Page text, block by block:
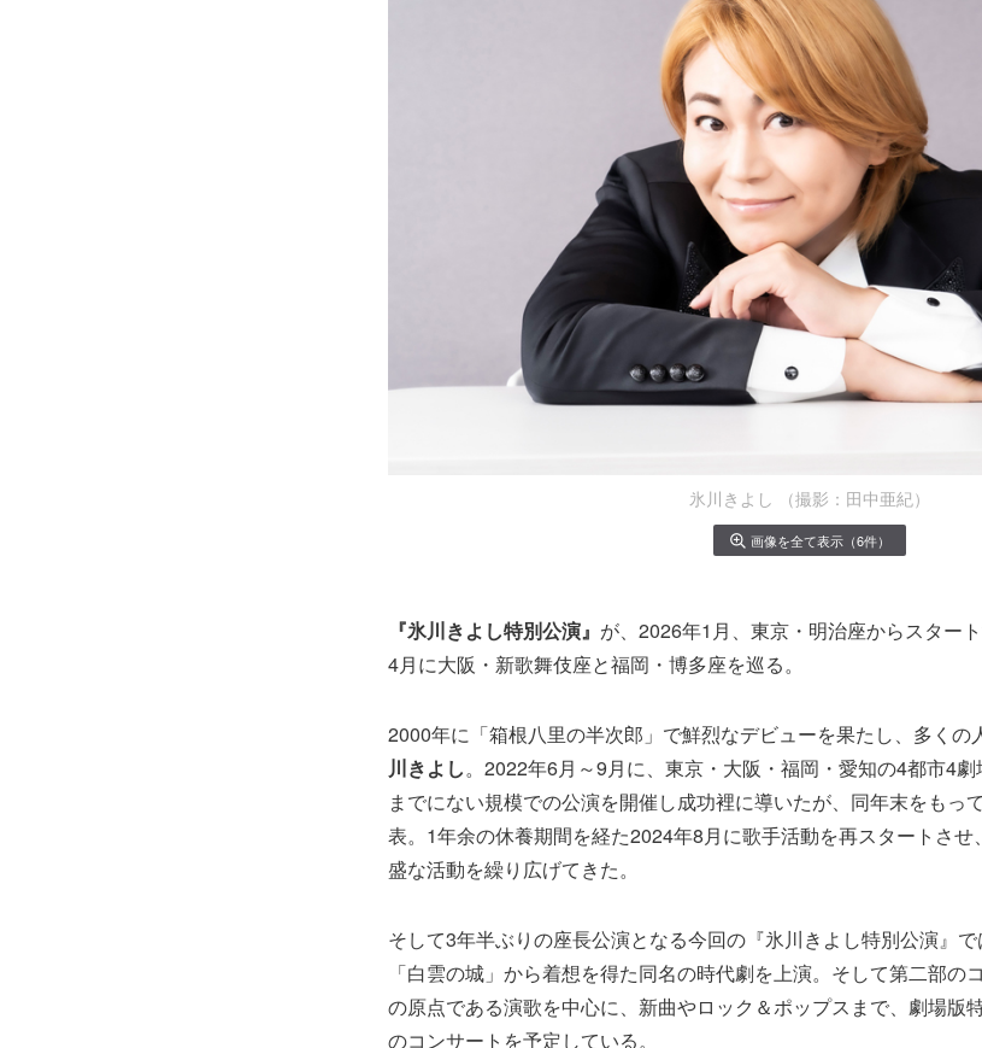
氷川きよし （撮影：田中亜紀）
画像を全て表示（6件）
『氷川きよし特別公演』 が、2026年1月、東京・明治座からスター
4月に大阪・新歌舞伎座と福岡・博多座を巡る。
2000年に「箱根八里の半次郎」で鮮烈なデビューを果たし、多くの
川きよし。2022年6月～9月に、東京・大阪・福岡・愛知の4都市4
までにない規模での公演を開催し成功裡に導いたが、同年末をもっ
表。1年余の休養期間を経た2024年8月に歌手活動を再スタートさ
盛な活動を繰り広げてきた。
そして3年半ぶりの座長公演となる今回の『氷川きよし特別公演』
「白雲の城」から着想を得た同名の時代劇を上演。そして第二部の
の原点である演歌を中心に、新曲やロック＆ポップスまで、劇場版
のコンサートを予定している。